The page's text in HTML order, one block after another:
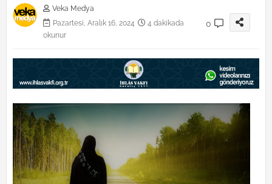
Veka Medya
Pazartesi, Aralık 16, 2024
4 dakikada
okunur
0